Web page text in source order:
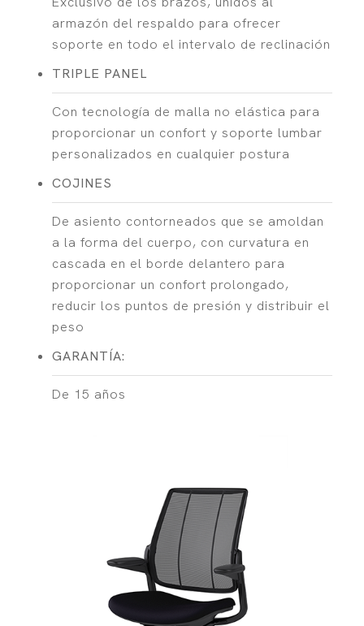
armazón del respaldo para ofrecer
soporte en todo el intervalo de reclinación
TRIPLE PANEL
Con tecnología de malla no elástica para
proporcionar un confort y soporte lumbar
personalizados en cualquier postura
COJINES
De asiento contorneados que se amoldan
a la forma del cuerpo, con curvatura en
cascada en el borde delantero para
proporcionar un confort prolongado,
reducir los puntos de presión y distribuir el
peso
GARANTÍA:
De 15 años